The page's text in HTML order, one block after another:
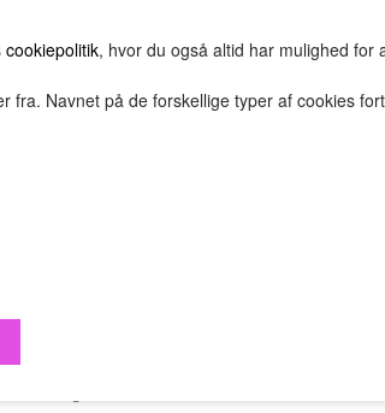
cookiepolitik, hvor du også altid har mulighed
fra. Navnet på de forskellige typer af cookies
HOVEDGRUPPE TEST